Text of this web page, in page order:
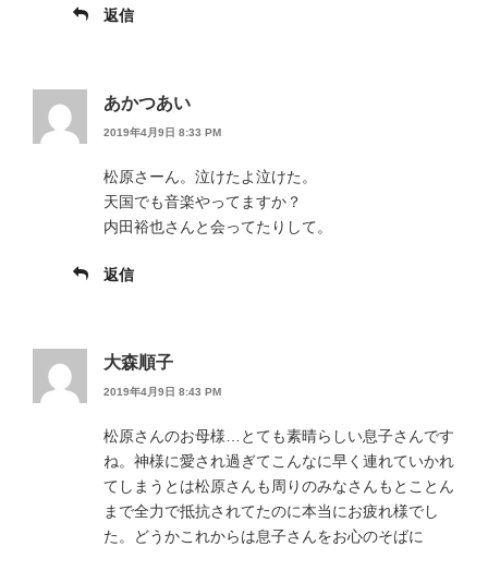
返信
あかつあい
2019年4月9日 8:33 PM
松原さーん。泣けたよ泣けた。
天国でも音楽やってますか？
内田裕也さんと会ってたりして。
返信
大森順子
2019年4月9日 8:43 PM
松原さんのお母様…とても素晴らしい息子さんです
ね。神様に愛され過ぎてこんなに早く連れていかれ
てしまうとは松原さんも周りのみなさんもとことん
まで全力で抵抗されてたのに本当にお疲れ様でし
た。どうかこれからは息子さんをお心のそばに